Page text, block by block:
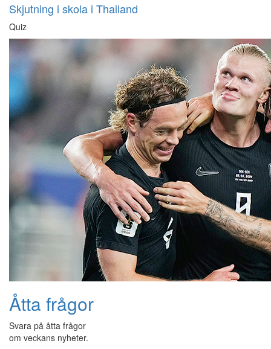
Skjutning i skola i Thailand
Quiz
Åtta frågor
Svara på åtta frågor
om veckans nyheter.